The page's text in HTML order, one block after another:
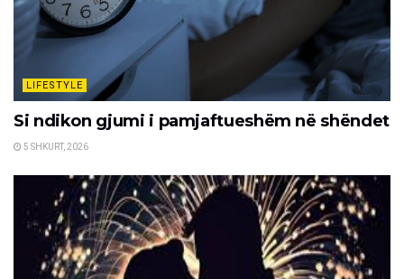
LIFESTYLE
Si ndikon gjumi i pamjaftueshëm në shëndet
5 SHKURT, 2026